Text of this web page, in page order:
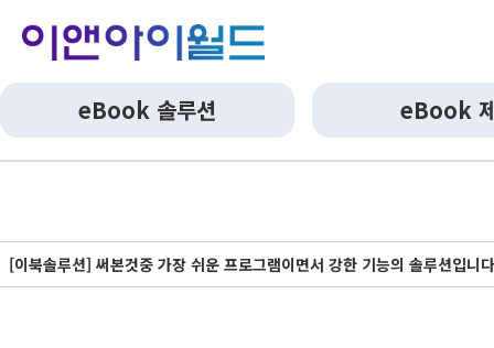
eBook 솔루션 eBook
[이북솔루션] 써본것중 가장 쉬운 프로그램이면서 강한 기능의 솔루션입니